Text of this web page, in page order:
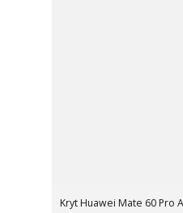
Kryt Huawei Mate 60 Pro